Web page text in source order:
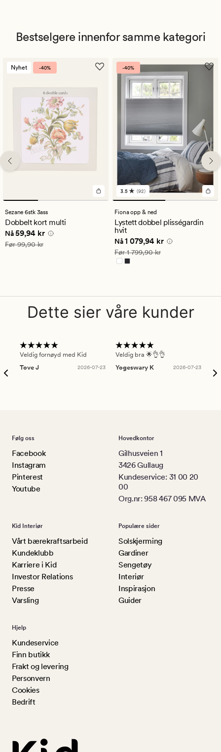
Bestselgere innenfor samme kategori
Nyhet -40%
Sezane 6stk 3ass
Dobbelt kort multi
Nåværende pris
Nå59,94 kr
Vanlig pris 99,90 kr
Før99,90 kr
-40%
92
anmeldelser
med
en
gjennomsnittlig
vurdering
på
3.5
3.5 (92)
Fiona opp & ned
Lystett dobbel plisségardin
hvit
Nåværende pris
Nå1 079,94 kr
Vanlig pris 1 799,90 kr
Før1 799,90 kr
Dette sier våre kunder
Veldig fornøyd med Kid
Tove J
2026-07-23
Veldig bra 🌟👌👌
Yogeswary K
2026-07-23
Følg oss
Facebook
Instagram
Pinterest
Youtube
Hovedkontor
Gilhusveien 1
3426 Gullaug
Kundeservice: 31 00 20
00
Org.nr: 958 467 095 MVA
Kid Interiør
Vårt bærekraftsarbeid
Kundeklubb
Karriere i Kid
Investor Relations
Presse
Varsling
Populære sider
Solskjerming
Gardiner
Sengetøy
Interiør
Inspirasjon
Guider
Hjelp
Kundeservice
Finn butikk
Frakt og levering
Personvern
Cookies
Bedrift